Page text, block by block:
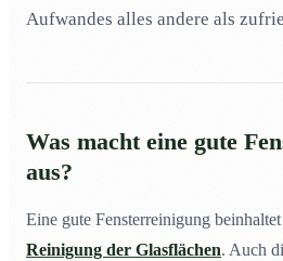
Aufwandes alles andere als
Was macht eine gute
aus?
Eine gute Fensterreinigung
Reinigung der Glasflächen. Auch